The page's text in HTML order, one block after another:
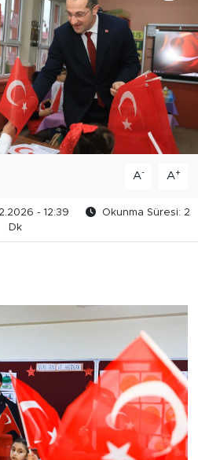
A- A+
- 12:39
Okunma Süresi: 2
Dk
Haberleri